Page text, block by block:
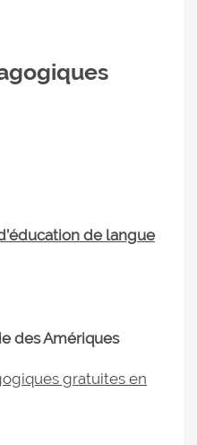
de langue
des Amériques
gratuites en